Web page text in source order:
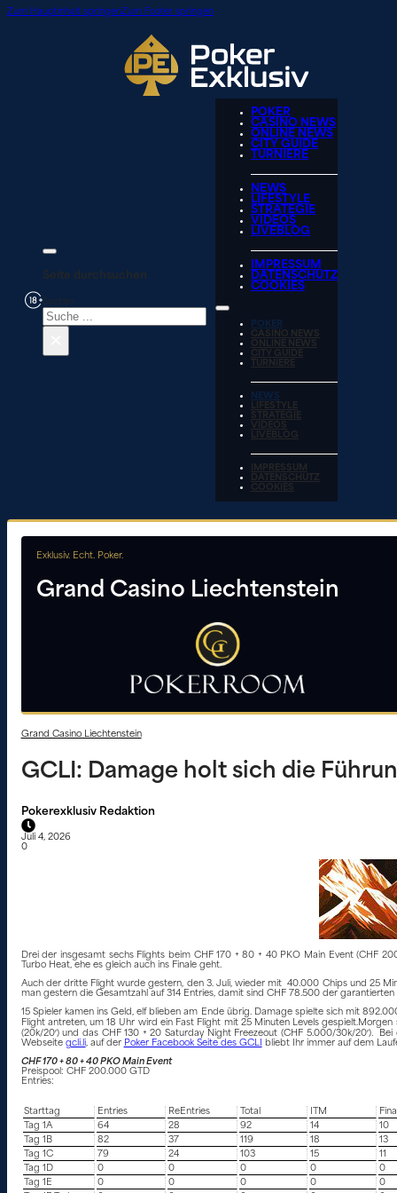
Zum Hauptinhalt springenZum Footer springen
Seite durchsuchen
POKER
CASINO NEWS
ONLINE NEWS
CITY GUIDE
TURNIERE
NEWS
LIFESTYLE
STRATEGIE
VIDEOS
LIVEBLOG
IMPRESSUM
DATENSCHUTZ
COOKIES
POKER
CASINO NEWS
ONLINE NEWS
CITY GUIDE
TURNIERE
NEWS
LIFESTYLE
STRATEGIE
VIDEOS
LIVEBLOG
IMPRESSUM
DATENSCHUTZ
COOKIES
Exklusiv. Echt. Poker.
Grand Casino Liechtenstein
Grand Casino Liechtenstein
GCLI: Damage holt sich die
Pokerexklusiv Redaktion
Juli 4, 2026
0
Drei der insgesamt sechs Flights beim CHF 170 + 80 + 40 PKO Main Event (CHF
Turbo Heat, ehe es gleich auch ins Finale geht.
Auch der dritte Flight wurde gestern, den 3. Juli, wieder mit 40.000 Chips und 25
man gestern die Gesamtzahl auf 314 Entries, damit sind CHF 78.500 der
15 Spieler kamen ins Geld, elf blieben am Ende übrig. Damage spielte sich mit
Flight antreten, um 18 Uhr wird ein Fast Flight mit 25 Minuten Levels
(20k/20′) und das CHF 130 + 20 Saturday Night Freezeout (CHF 5.000/30k/20′).
Webseite gcli.li, auf der Poker Facebook Seite des GCLI
bliebt Ihr immer auf dem
CHF 170 + 80 + 40 PKO Main Event
Preispool: CHF 200.000 GTD
Entries:
Starttag Entries ReEntries Total ITM
Tag 1A
64 28 92 14
10
Tag 1B
82 37 119 18
13
Tag 1C
79 24 103 15
11
Tag 1D
0 0 0 0
0
Tag 1E
0 0 0 0
0